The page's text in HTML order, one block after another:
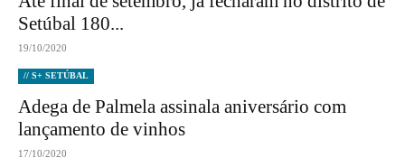
Setúbal 180...
19/10/2020
// S+ SETÚBAL
Adega de Palmela assinala aniversário com
lançamento de vinhos
17/10/2020